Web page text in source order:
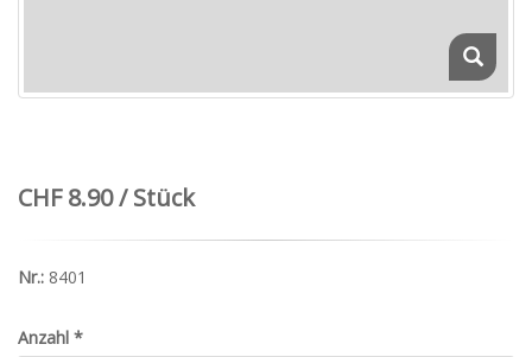
CHF 8.90 / Stück
Nr.: 8401
Anzahl *